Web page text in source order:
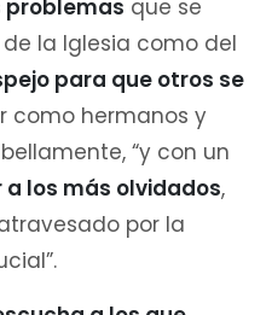
problemas que se
la Iglesia como del
para que otros se
como hermanos y
“y con un
los más olvidados,
por la